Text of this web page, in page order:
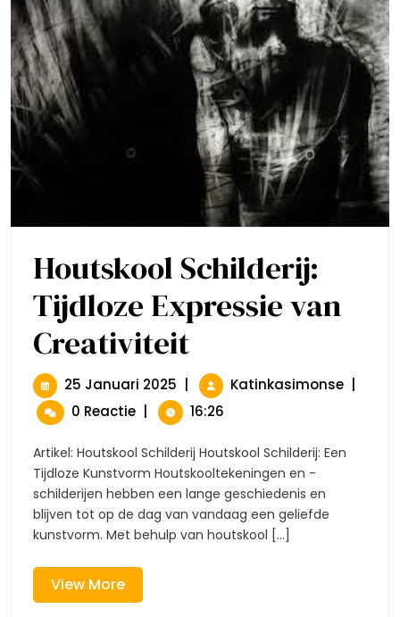
Houtskool Schilderij:
Tijdloze Expressie van
CreativiteitSchilderij:
Expressie
Van
Creativiteit
25 Januari 2025 25
Januari
2025
Katinkasimonse
Van
0 Reactie
16:26
Artikel: Houtskool Schilderij Houtskool Schilderij: Een
Tijdloze Kunstvorm Houtskooltekeningen en -
schilderijen hebben een lange geschiedenis en
blijven tot op de dag van vandaag een geliefde
kunstvorm. Met behulp van houtskool [...]
View MoreView
More